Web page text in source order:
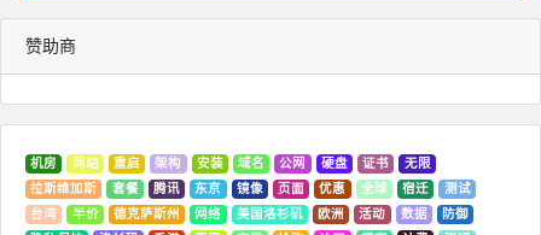
赞助商
机房 网站 重启 架构 安装 域名 公网 硬盘 证书
无限
拉斯维加斯
套餐 腾讯 东京 镜像 页面 优惠 全球 宿迁
测试
台湾
半价 德克萨斯州 网络 美国洛杉矶 欧洲 活动 数据
防御